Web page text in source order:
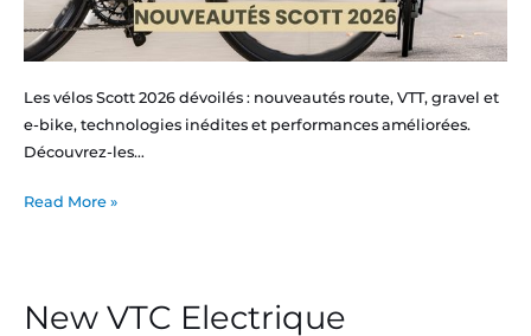
Les vélos Scott 2026 dévoilés : nouveautés route, VTT, gravel et
e-bike, technologies inédites et performances améliorées.
Découvrez-les…
Read More »
New VTC Electrique
New